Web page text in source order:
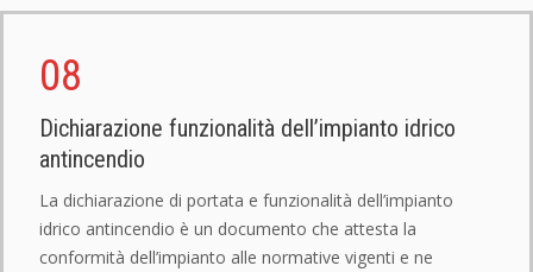
08
Dichiarazione funzionalità dell’impianto idrico
antincendio
La dichiarazione di portata e funzionalità dell’impianto
idrico antincendio è un documento che attesta la
conformità dell’impianto alle normative vigenti e ne